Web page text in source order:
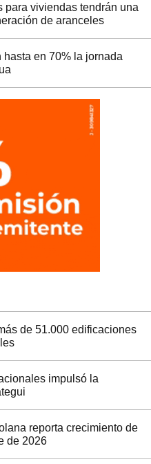
para viviendas tendrán una
de aranceles
en 70% la jornada
de 51.000 edificaciones
impulsó la
reporta crecimiento de
de 2026